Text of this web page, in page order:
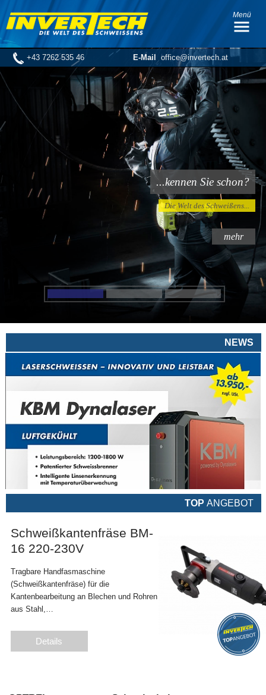
+43 7262 535 46 E-Mail office@invertech.at
Menü
...kennen Sie schon?
Die Welt des Schweißens...
mehr
NEWS
Schweißkantenfräse BM-
16 220-230V
Tragbare Handfasmaschine
(Schweißkantenfräse) für die
Kantenbearbeitung an Blechen und Rohren
aus Stahl,…
Details
TOP ANGEBOT